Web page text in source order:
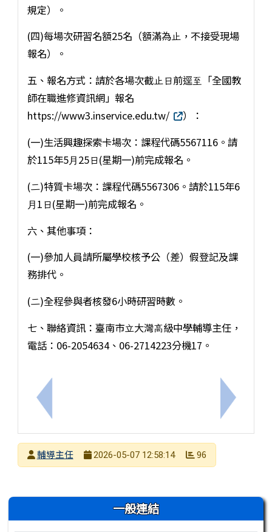
上一筆：有關⼤灣⾼中辦理之「SEL in Taiwan 情緒
規定）。
(四)每場次研習名額25名（額滿為⽌，不接受現場
報名）。
五、報名⽅式：請於各場次截⽌⽇前逕⾄「全國教
師在職進修資訊網」報名
https://www3.inservice.edu.tw/
）：
(⼀)⽣活興趣探索卡場次：課程代碼5567116。請
於115年5⽉25⽇(星期⼀)前完成報名。
(⼆)特質卡場次：課程代碼5567306。請於115年6
⽉1⽇(星期⼀)前完成報名。
六、其他事項：
(⼀)參加⼈員請所屬學校核予公（差）假登記及課
務排代。
(⼆)全程參與者核發6⼩時研習時數。
七、聯絡資訊：臺南市⽴⼤灣⾼級中學輔導主任，
電話：06-2054634、06-2714223分機17。
下一筆：
發布者
輔導主任
2026-05-07 12:58:14 96
左邊區域內容 一般連結